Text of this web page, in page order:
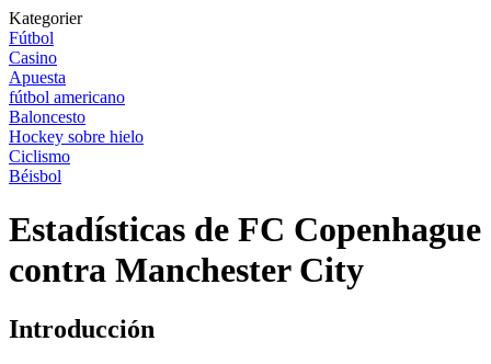
Kategorier
Fútbol
Casino
Apuesta
fútbol americano
Baloncesto
Hockey sobre hielo
Ciclismo
Béisbol
Estadísticas de FC Copenhague
contra Manchester City
Introducción